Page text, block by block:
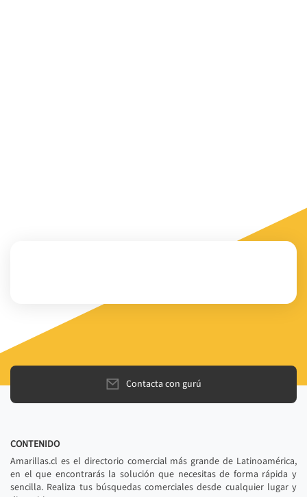
Contacta con gurú
CONTENIDO
Amarillas.cl es el directorio comercial más grande de Latinoamérica,
en el que encontrarás la solución que necesitas de forma rápida y
sencilla. Realiza tus búsquedas comerciales desde cualquier lugar y